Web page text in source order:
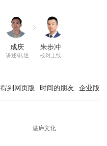
成庆
讲述/转述
朱步冲
校对上线
得到网页版 时间的朋友 企业版
湛庐文化